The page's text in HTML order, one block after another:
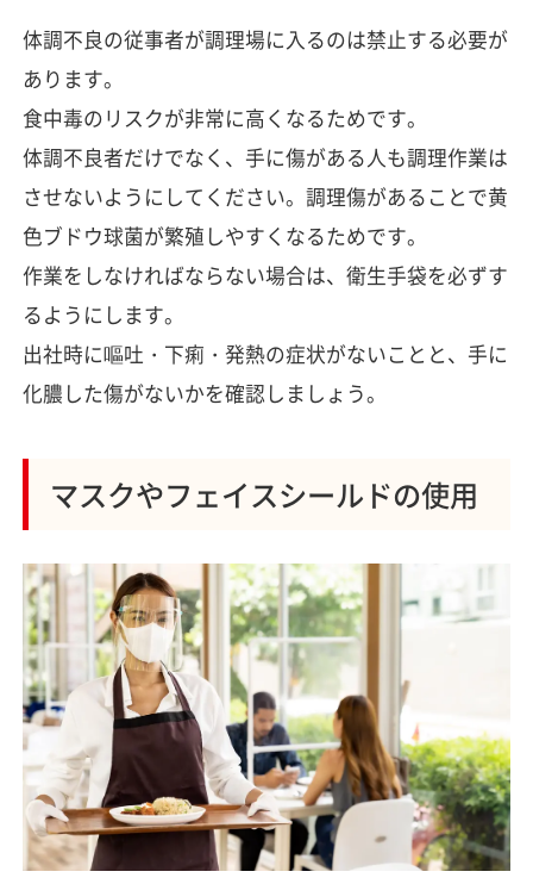
体調不良の従事者が調理場に入るのは禁止する必要が
あります。
食中毒のリスクが非常に高くなるためです。
体調不良者だけでなく、手に傷がある人も調理作業は
させないようにしてください。調理傷があることで黄
色ブドウ球菌が繁殖しやすくなるためです。
作業をしなければならない場合は、衛生手袋を必ずす
るようにします。
出社時に嘔吐・下痢・発熱の症状がないことと、手に
化膿した傷がないかを確認しましょう。
マスクやフェイスシールドの使用